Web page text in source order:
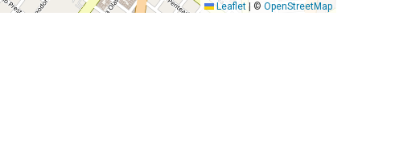
Leaflet © OpenStreetMap